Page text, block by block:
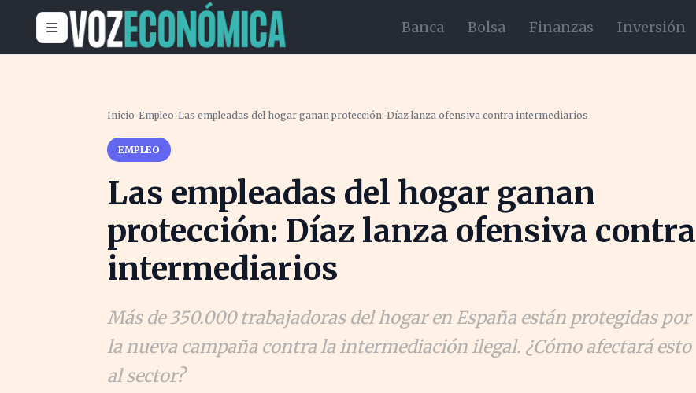
Banca Bolsa Finanzas Inversión
Inicio ›Empleo ›Las empleadas del hogar ganan protección: Díaz lanza ofensiva contra intermediarios
EMPLEO
Las empleadas del hogar ganan
protección: Díaz lanza ofensiva contra
intermediarios
Más de 350.000 trabajadoras del hogar en España están protegidas por
la nueva campaña contra la intermediación ilegal. ¿Cómo afectará esto
al sector?